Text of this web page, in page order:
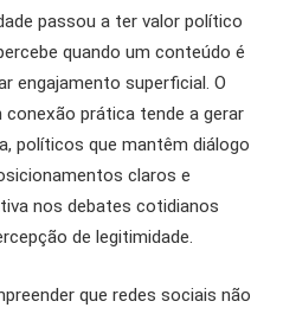
passou a ter valor político
quando um conteúdo é
engajamento superficial. O
prática tende a gerar
políticos que mantêm diálogo
claros e
nos debates cotidianos
de legitimidade.
que redes sociais não